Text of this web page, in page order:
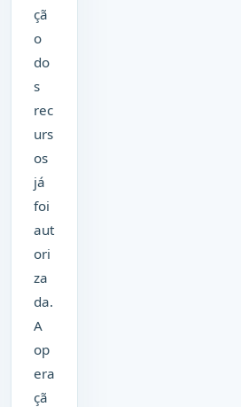
çã
o
do
s
rec
urs
os
já
foi
aut
ori
za
da.
A
op
era
çã